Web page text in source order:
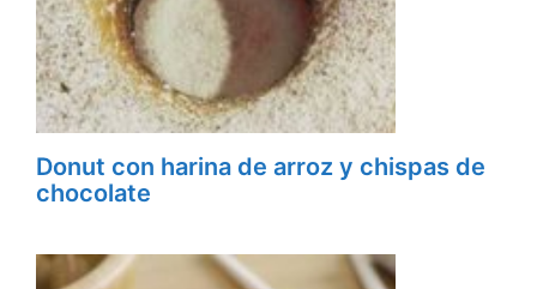
Donut con harina de arroz y chispas de
chocolate